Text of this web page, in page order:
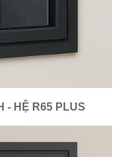
- HỆ R65 PLUS